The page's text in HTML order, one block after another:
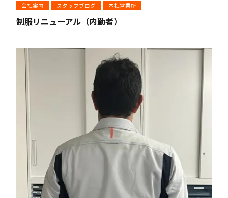
会社案内 スタッフブログ 本社営業所
制服リニューアル（内勤者）